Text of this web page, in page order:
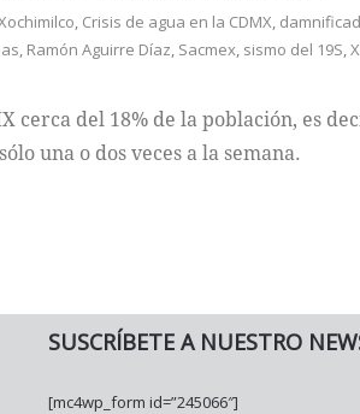
, Crisis de agua en la CDMX,
, Ramón Aguirre Díaz, Sacmex, sismo del 19S,
cerca del 18% de la población, es
una o dos veces a la semana.
SUSCRÍBETE A NUESTRO
[mc4wp_form id=”245066″]